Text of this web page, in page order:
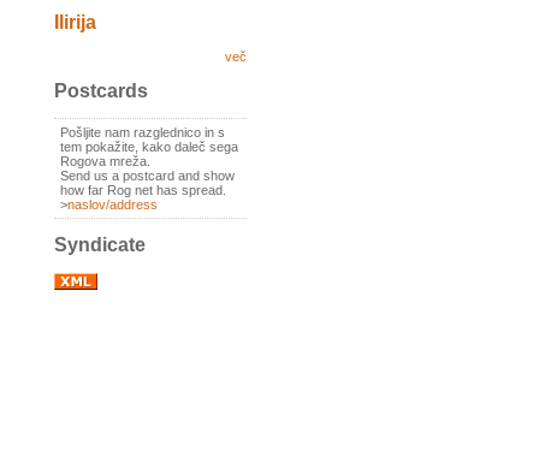
Ilirija
več
Postcards
Pošljite nam razglednico in s
tem pokažite, kako daleč sega
Rogova mreža.
Send us a postcard and show
how far Rog net has spread.
>naslov/address
Syndicate